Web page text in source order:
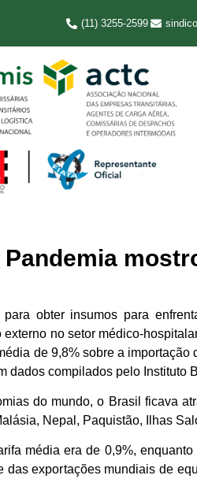
(11) 3255-2599
Pandemia
obter insumos para
no setor médico-
de 9,8% sobre a
dados compilados pelo
do mundo, o Brasil ficava
Nepal, Paquistão, Ilhas
média era de 0,9%,
das exportações mundiais de